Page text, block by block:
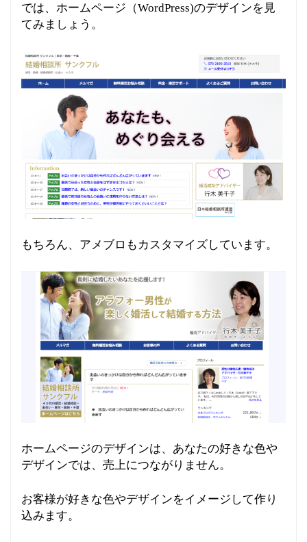
では、ホームページ（WordPress)のデザインを見
てみましょう。
もちろん、アメブロもカスタマイズしています。
ホームページのデザインは、あなたの好きな色や
デザインでは、売上につながりません。
お客様が好きな色やデザインをイメージして作り
込みます。